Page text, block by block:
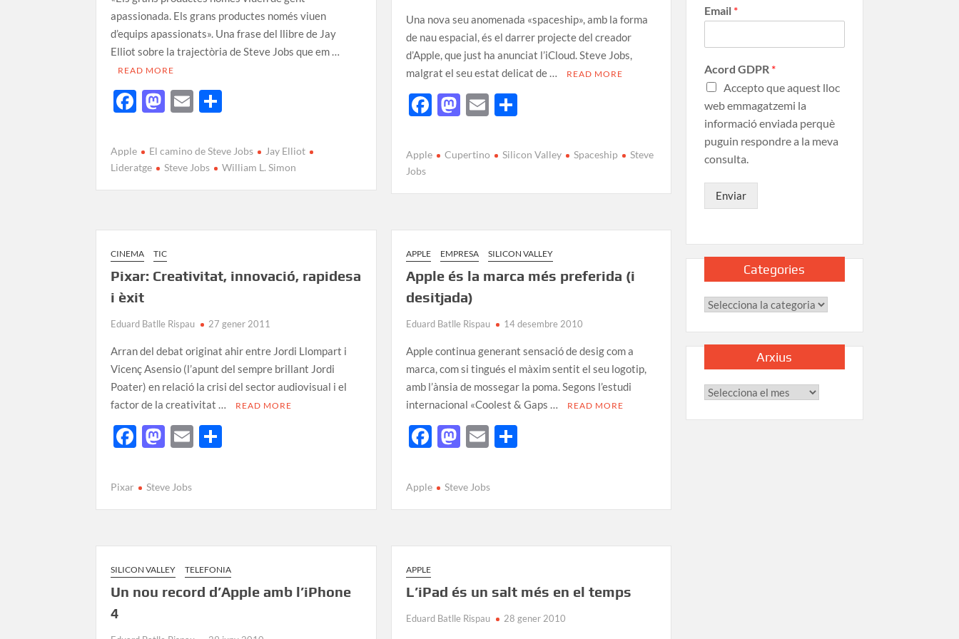
apassionada. Els grans productes només viuen
d’equips apassionats». Una frase del llibre de Jay
Elliot sobre la trajectòria de Steve Jobs que em …
READ MORE
F
e
b
o
k
M
to
d
o
E
ail m
p
ar
ix
Apple El camino de Steve Jobs
Jay Elliot
Lideratge
Steve Jobs William L. Simon
Una nova seu anomenada «spaceship», amb la forma
de nau espacial, és el darrer projecte del creador
d’Apple, que just ha anunciat l’iCloud. Steve Jobs,
malgrat el seu estat delicat de …
READ MORE
F
e
o
M
to
o
E
ail
C
m
ar
Apple Cupertino Silicon Valley Spaceship
Steve
Jobs
CINEMA TIC
Pixar: Creativitat, innovació, rapidesa
i èxit
Eduard Batlle Rispau 27 gener 2011
Arran del debat originat ahir entre Jordi Llompart i
Vicenç Asensio (l’apunt del sempre brillant Jordi
Poater) en relació la crisi del sector audiovisual i el
factor de la creativitat …
READ MORE
F
e
b
o
k
M
to
d
n
E
p
te
ix
Pixar Steve Jobs
APPLE EMPRESA SILICON VALLEY
Apple és la marca més preferida (i
desitjada)
Eduard Batlle Rispau 14 desembre 2010
Apple continua generant sensació de desig com a
marca, com si tingués el màxim sentit el seu logotip,
amb l’ànsia de mossegar la poma. Segons l’estudi
internacional «Coolest & Gaps …
READ MORE
F
e
b
o
M
to
d
n
E
ail
C
p
te
Apple Steve Jobs
SILICON VALLEY TELEFONIA
Un nou record d’Apple amb l’iPhone
4
APPLE
L’iPad és un salt més en el temps
Eduard Batlle Rispau 28 gener 2010
Email *
Acord GDPR *
Accepto que aquest lloc
web emmagatzemi la
informació enviada perquè
puguin respondre a la meva
consulta.
Enviar
Categories
Arxius